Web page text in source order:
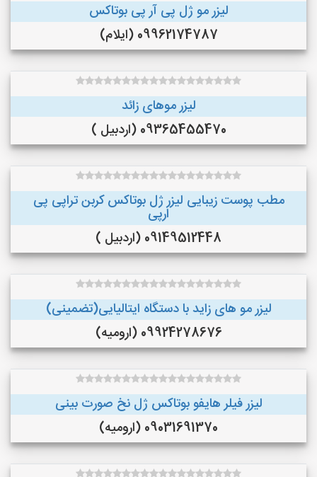
لیزر مو ژل پی آر پی بوتاکس
09962174787 (ایلام)
لیزر موهای زائد
09365455470 (اردبیل )
مطب پوست زیبایی لیزر ژل بوتاکس کربن تراپی پی
ارپی
09149512448 (اردبیل )
لیزر مو های زاید با دستگاه ایتالیایی(تضمینی)
09924278676 (ارومیه)
لیزر فیلر هایفو بوتاکس ژل نخ صورت بینی
09031691370 (ارومیه)